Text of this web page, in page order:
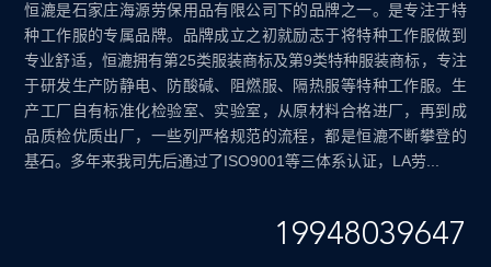
恒漉是石家庄海源劳保用品有限公司下的品牌之一。是专注于特
种工作服的专属品牌。品牌成立之初就励志于将特种工作服做到
专业舒适，恒漉拥有第25类服装商标及第9类特种服装商标，专注
于研发生产防静电、防酸碱、阻燃服、隔热服等特种工作服。生
产工厂自有标准化检验室、实验室，从原材料合格进厂，再到成
品质检优质出厂，一些列严格规范的流程，都是恒漉不断攀登的
基石。多年来我司先后通过了ISO9001等三体系认证，LA劳...
19948039647